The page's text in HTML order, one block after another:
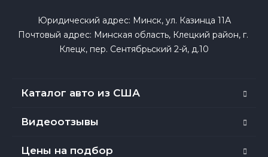
Юридический адрес: Минск, ул. Казинца 11А
Почтовый адрес: Минская область, Клецкий район, г.
Клецк, пер. Сентябрьский 2-й, д.10
Каталог авто из США
Видеоотзывы
Цены на подбор